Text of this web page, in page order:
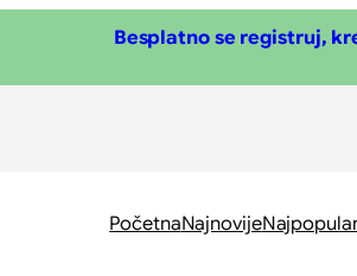
Besplatno se registruj,
PočetnaNajnovije